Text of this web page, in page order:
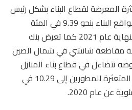
المعرضة لقطاع البناء بشكل رئيس
المقاولين من الباطن في مواقع البناء بنحو 9.39 في المئة
مقابل نحو 7.78 في المئة بنهاية عام 2021 كما تعرض بنك
مقاطعة شانشي في شمال الصين
تتضاءل في قطاع بناء المنازل
كما ارتفعت نسبة القروض المتعثرة للمطورين إلى 10.29 في